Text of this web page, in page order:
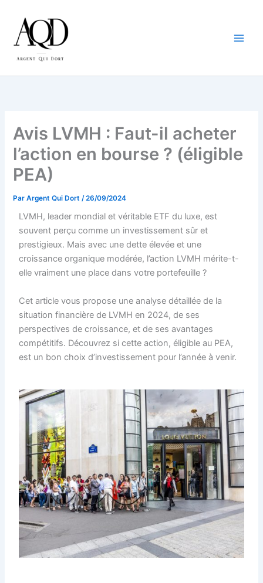
contenu
Avis LVMH : Faut-il acheter
l’action en bourse ? (éligible
PEA)
ParArgent Qui Dort/26/09/2024
LVMH, leader mondial et véritable ETF du luxe, est
souvent perçu comme un investissement sûr et
prestigieux. Mais avec une dette élevée et une
croissance organique modérée, l’action LVMH mérite-t-
elle vraiment une place dans votre portefeuille ?
Cet article vous propose une analyse détaillée de la
situation financière de LVMH en 2024, de ses
perspectives de croissance, et de ses avantages
compétitifs. Découvrez si cette action, éligible au PEA,
est un bon choix d’investissement pour l’année à venir.